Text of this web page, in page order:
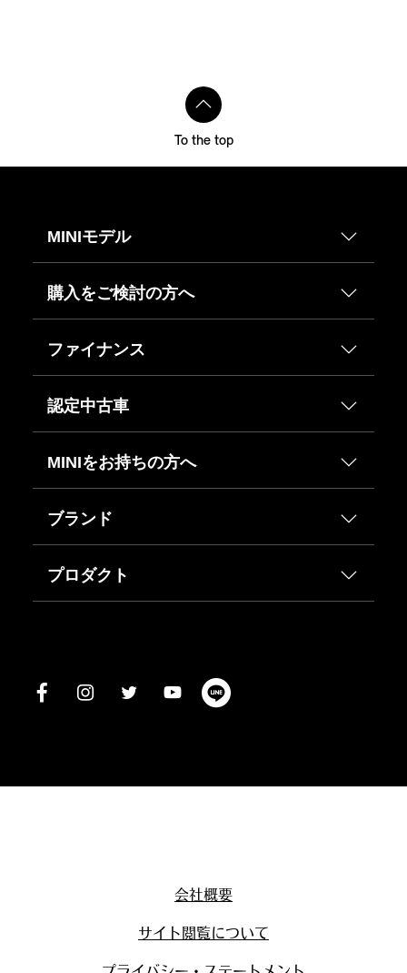
To the top
MINIモデル
購入をご検討の方へ
ファイナンス
認定中古車
MINIをお持ちの方へ
ブランド
プロダクト
会社概要
サイト閲覧について